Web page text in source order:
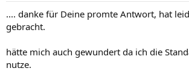
.... danke für Deine promte Antwort, hat
gebracht.
hätte mich auch gewundert da ich die
nutze.